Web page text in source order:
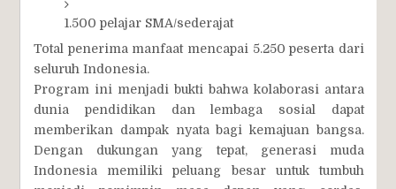
1.500 pelajar SMA/sederajat
Total penerima manfaat mencapai 5.250 peserta dari
seluruh Indonesia.
Program ini menjadi bukti bahwa kolaborasi antara
dunia pendidikan dan lembaga sosial dapat
memberikan dampak nyata bagi kemajuan bangsa.
Dengan dukungan yang tepat, generasi muda
Indonesia memiliki peluang besar untuk tumbuh